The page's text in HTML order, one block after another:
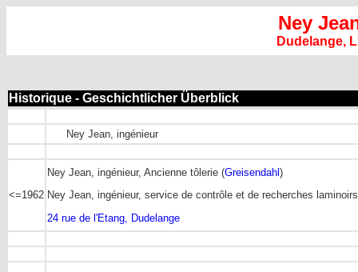
Ney
Dudelange,
Historique - Geschichtlicher Überblick
Ney Jean, ingénieur
<=1962
Ney Jean, ingénieur, Ancienne tôlerie (Greisendahl )
Ney Jean, ingénieur, service de contrôle et de recherches
24 rue de l'Etang, Dudelange